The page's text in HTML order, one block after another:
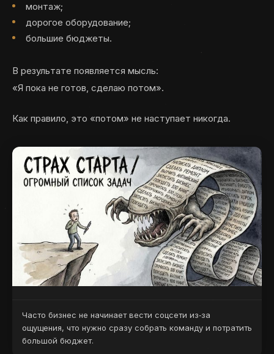
монтаж;
дорогое оборудование;
большие бюджеты.
В результате появляется мысль:
«Я пока не готов, сделаю потом».
Как правило, это «потом» не наступает никогда.
Часто бизнес не начинает вести соцсети из‑за
ощущения, что нужно сразу собрать команду и потратить
большой бюджет.